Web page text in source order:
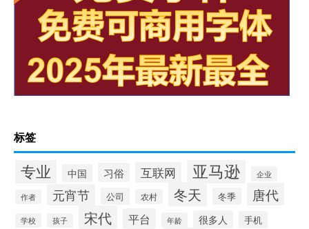
标签
专业 中国 习俗 互联网 亚马逊 企业
作者 元宵节 公司 农村 冬天 冬季 唐代
学校 孩子 宋代 平台 年龄 很多人 手机